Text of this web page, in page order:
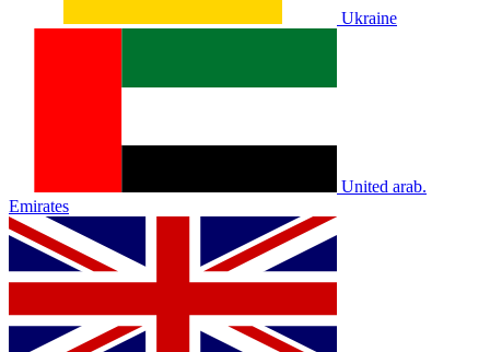
Ukraine
United arab.
Emirates